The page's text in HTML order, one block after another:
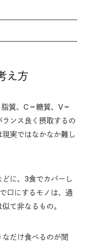
え方
質、C＝糖質、V＝
ンス良く摂取するの
実ではなかなか難し
に、3食でカバーし
口にするモノは、通
て非なるもの。
だけ食べるのが間